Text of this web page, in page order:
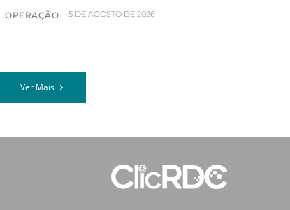
OPERAÇÃO 5 DE AGOSTO DE 2026
Ver Mais